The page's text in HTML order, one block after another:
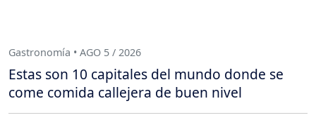
Gastronomía • AGO 5 / 2026
Estas son 10 capitales del mundo donde se
come comida callejera de buen nivel